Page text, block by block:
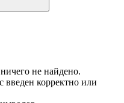
не найдено.
введен корректно или